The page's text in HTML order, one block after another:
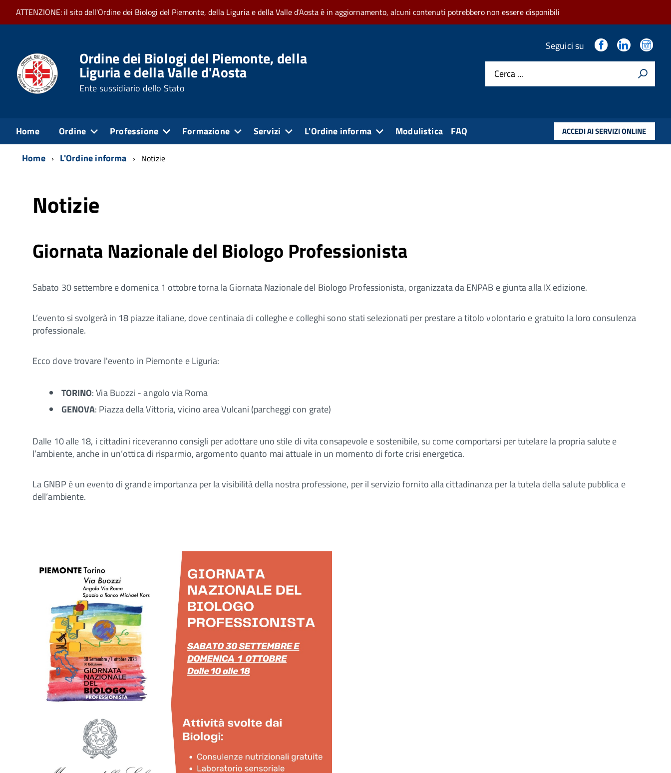
ATTENZIONE: il sito dell'Ordine dei Biologi del Piemonte, della Liguria e della Valle d'Aosta è in aggiornamento, alcuni contenuti potrebbero non essere disponibili
Ordine dei Biologi del Piemonte, della
Liguria e della Valle d'Aosta
Ente sussidiario dello Stato
Seguici su
Cerca …
Home Ordine Professione Formazione Servizi L'Ordine informa Modulistica ACCEDI AI SERVIZI ONLINE
FAQ
Home
L'Ordine informa Notizie
Notizie
Giornata Nazionale del Biologo Professionista
Sabato 30 settembre e domenica 1 ottobre torna la Giornata Nazionale del Biologo Professionista, organizzata da ENPAB e giunta alla IX edizione.
L’evento si svolgerà in 18 piazze italiane, dove centinaia di colleghe e colleghi sono stati selezionati per prestare a titolo volontario e gratuito la loro consulenza
professionale.
Ecco dove trovare l'evento in Piemonte e Liguria:
TORINO: Via Buozzi - angolo via Roma
GENOVA: Piazza della Vittoria, vicino area Vulcani (parcheggi con grate)
Dalle 10 alle 18, i cittadini riceveranno consigli per adottare uno stile di vita consapevole e sostenibile, su come comportarsi per tutelare la propria salute e
l’ambiente, anche in un’ottica di risparmio, argomento quanto mai attuale in un momento di forte crisi energetica.
La GNBP è un evento di grande importanza per la visibilità della nostra professione, per il servizio fornito alla cittadinanza per la tutela della salute pubblica e
dell’ambiente.